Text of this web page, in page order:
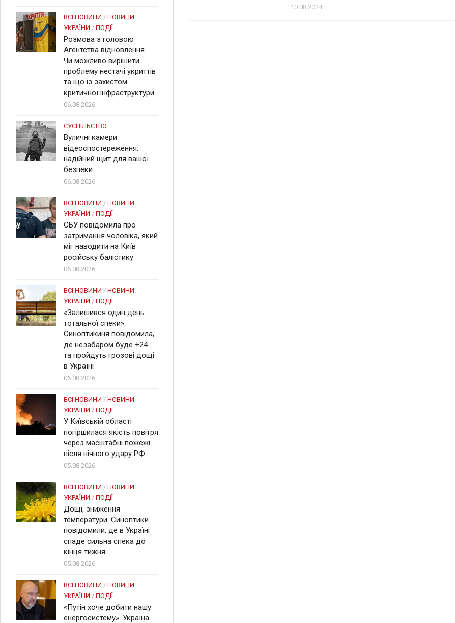
10.08.2024
ВСІ НОВИНИ / НОВИНИ
УКРАЇНИ / ПОДІЇ
Розмова з головою
Агентства відновлення.
Чи можливо вирішити
проблему нестачі укриттів
та що із захистом
критичної інфраструктури
06.08.2026
СУСПІЛЬСТВО
Вуличні камери
відеоспостереження:
надійний щит для вашої
безпеки
06.08.2026
ВСІ НОВИНИ / НОВИНИ
УКРАЇНИ / ПОДІЇ
СБУ повідомила про
затримання чоловіка, який
міг наводити на Київ
російську балістику
06.08.2026
ВСІ НОВИНИ / НОВИНИ
УКРАЇНИ / ПОДІЇ
«Залишився один день
тотальної спеки».
Синоптикиня повідомила,
де незабаром буде +24
та пройдуть грозові дощі
в Україні
06.08.2026
ВСІ НОВИНИ / НОВИНИ
УКРАЇНИ / ПОДІЇ
У Київській області
погіршилася якість повітря
через масштабні пожежі
після нічного удару РФ
05.08.2026
ВСІ НОВИНИ / НОВИНИ
УКРАЇНИ / ПОДІЇ
Дощі, зниження
температури. Синоптики
повідомили, де в Україні
спаде сильна спека до
кінця тижня
05.08.2026
ВСІ НОВИНИ / НОВИНИ
УКРАЇНИ / ПОДІЇ
«Путін хоче добити нашу
енергосистему». Україна